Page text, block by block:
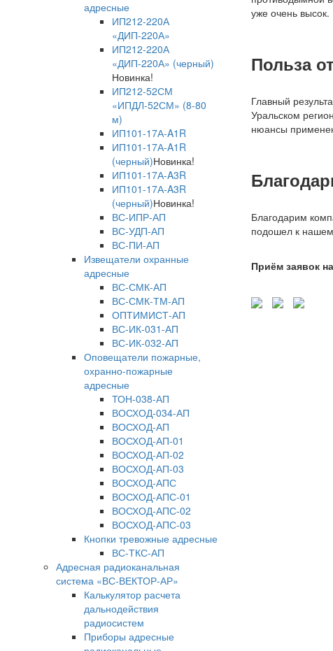
адресные
ИП212-220А
«ДИП-220А»
ИП212-220А
«ДИП-220А» (черный)
Новинка!
ИП212-52СМ
«ИПДЛ-52СМ» (8-80
м)
ИП101-17А-A1R
ИП101-17А-A1R
(черный)Новинка!
ИП101-17А-A3R
ИП101-17А-A3R
(черный)Новинка!
ВС-ИПР-АП
ВС-УДП-АП
ВС-ПИ-АП
Извещатели охранные
адресные
ВС-СМК-АП
ВС-СМК-ТМ-АП
ОПТИМИСТ-АП
ВС-ИК-031-АП
ВС-ИК-032-АП
Оповещатели пожарные,
охранно-пожарные
адресные
ТОН-038-АП
ВОСХОД-034-АП
ВОСХОД-АП
ВОСХОД-АП-01
ВОСХОД-АП-02
ВОСХОД-АП-03
ВОСХОД-АПС
ВОСХОД-АПС-01
ВОСХОД-АПС-02
ВОСХОД-АПС-03
Кнопки тревожные адресные
ВС-ТКС-АП
Адресная радиоканальная
система «ВС-ВЕКТОР-АР»
Калькулятор расчета
дальнодействия
радиосистем
Приборы адресные
уже очень высок.
Польза
Главный
Уральском
нюансы
Благодарим
подошел к
Приём заявок